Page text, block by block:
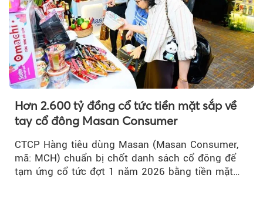
Hơn 2.600 tỷ đồng cổ tức tiền mặt sắp về
tay cổ đông Masan Consumer
CTCP Hàng tiêu dùng Masan (Masan Consumer,
mã: MCH) chuẩn bị chốt danh sách cổ đông để
tạm ứng cổ tức đợt 1 năm 2026 bằng tiền mặt